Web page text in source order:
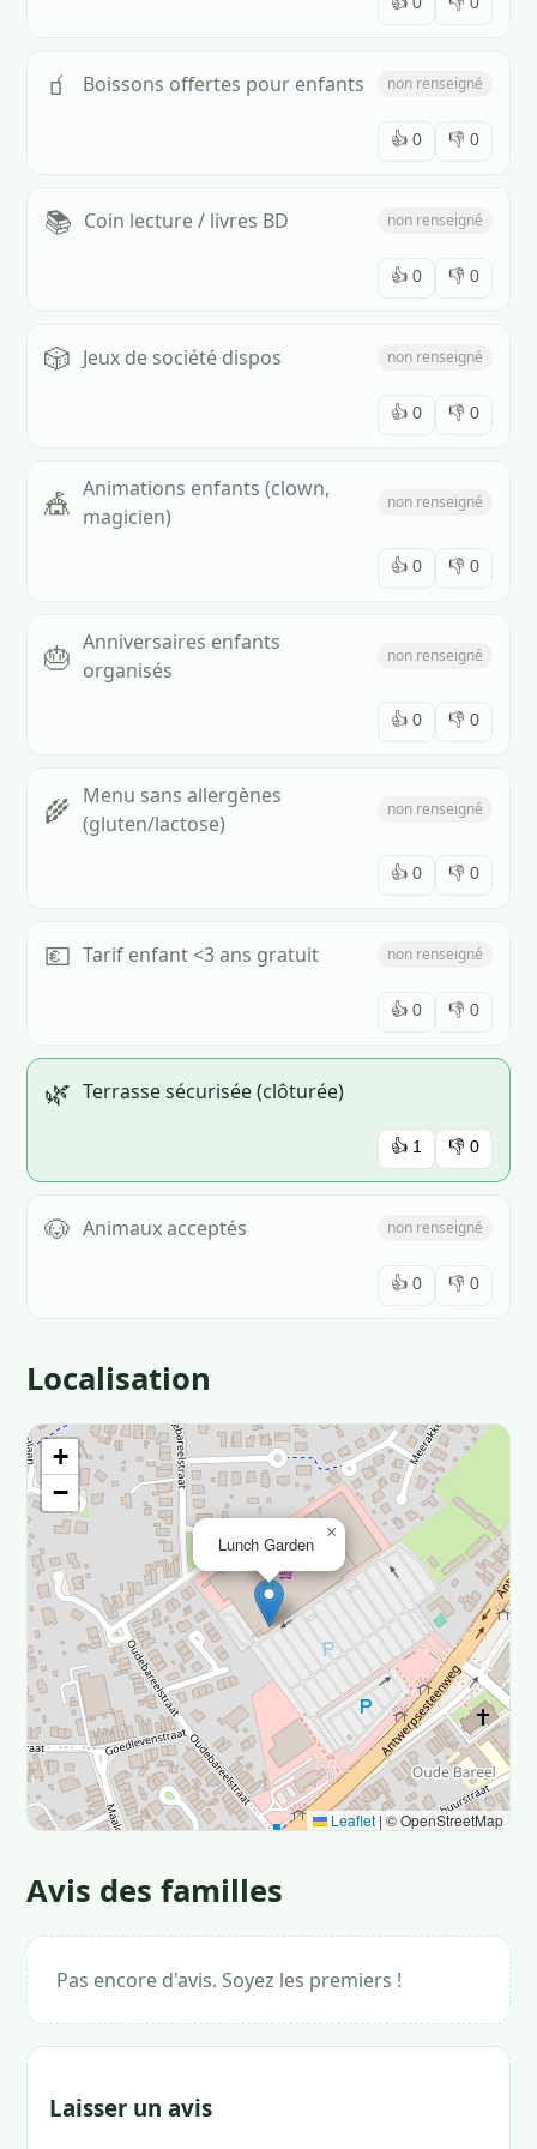
🧃 Boissons offertes pour enfants non renseigné
👍 0 👎 0
📚 Coin lecture / livres BD non renseigné
👍 0 👎 0
🎲 Jeux de société dispos non renseigné
👍 0 👎 0
🎪 Animations enfants (clown,
magicien)
non renseigné
👍 0 👎 0
🎂 Anniversaires enfants
organisés
non renseigné
👍 0 👎 0
🌾 Menu sans allergènes
(gluten/lactose)
non renseigné
👍 0 👎 0
💶 Tarif enfant <3 ans gratuit non renseigné
👍 0 👎 0
🌿 Terrasse sécurisée (clôturée)
👍 1 👎 0
🐶 Animaux acceptés non renseigné
👍 0 👎 0
Localisation
Lunch Garden
×
+
−
Leaflet | © OpenStreetMap
Avis des familles
Pas encore d'avis. Soyez les premiers !
Laisser un avis